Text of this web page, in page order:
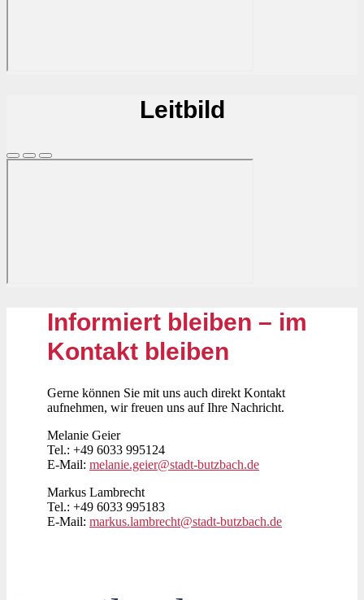
Leitbild
Informiert bleiben – im
Kontakt bleiben
Gerne können Sie mit uns auch direkt Kontakt
aufnehmen, wir freuen uns auf Ihre Nachricht.
Melanie Geier
Tel.: +49 6033 995124
E-Mail: melanie.geier@stadt-butzbach.de
Markus Lambrecht
Tel.: +49 6033 995183
E-Mail: markus.lambrecht@stadt-butzbach.de